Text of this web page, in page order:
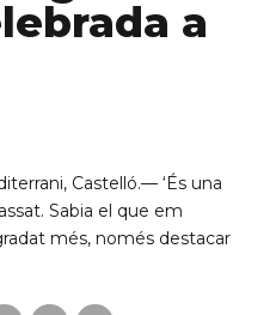
a
Castelló.— ‘És una
Sabia el que em
més, només destacar